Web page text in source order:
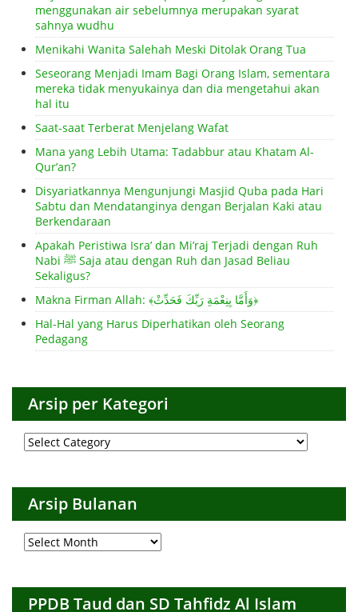
menggunakan air sebelumnya merupakan syarat
sahnya wudhu
Menikahi Wanita Salehah Meski Ditolak Orang Tua
Seseorang Menjadi Imam Bagi Orang Islam, sementara
mereka tidak menyukainya dan dia mengetahui akan
hal itu
Saat-saat Terberat Menjelang Wafat
Mana yang Lebih Utama: Tadabbur atau Khatam Al-
Qur’an?
Disyariatkannya Mengunjungi Masjid Quba pada Hari
Sabtu dan Mendatanginya dengan Berjalan Kaki atau
Berkendaraan
Apakah Peristiwa Isra’ dan Mi’raj Terjadi dengan Ruh
Nabi ﷺ Saja atau dengan Ruh dan Jasad Beliau
Sekaligus?
Makna Firman Allah: ﴾وَأَمَّا بِنِعْمَةِ رَبِّكَ فَحَدِّثْ﴿
Hal-Hal yang Harus Diperhatikan oleh Seorang
Pedagang
Arsip per Kategori
Arsip
per
Arsip Bulanan
Arsip
Bulanan
PPDB Taud dan SD Tahfidz Al Islam